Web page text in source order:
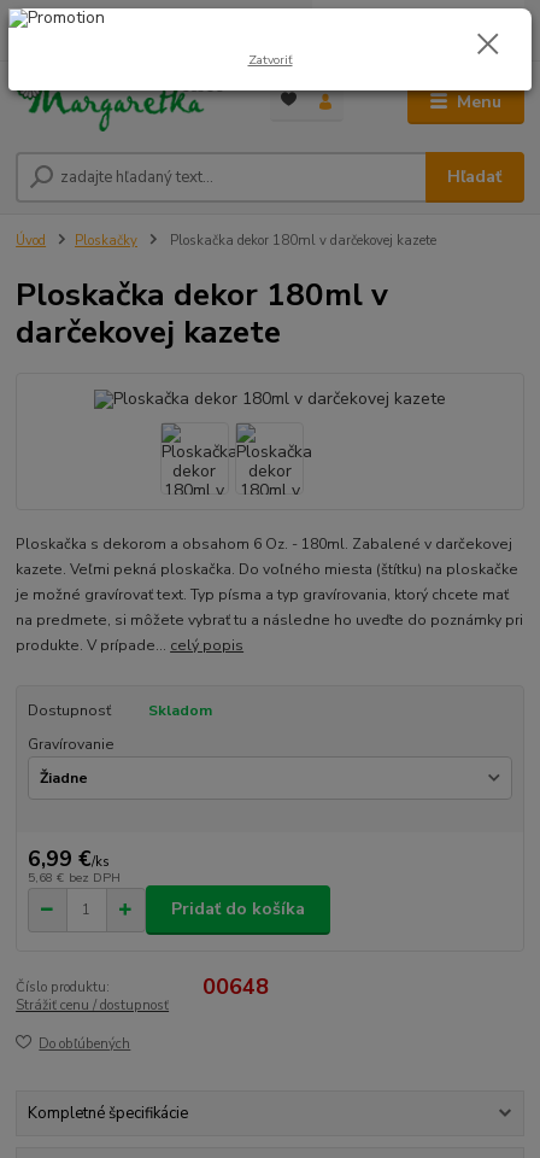
Menu
Hľadať
0948 236 042
0,00 €
Úvod Ploskačky Ploskačka dekor 180ml v darčekovej kazete
Ploskačka dekor 180ml v
darčekovej kazete
Ploskačka s dekorom a obsahom 6 Oz. - 180ml. Zabalené v darčekovej
kazete. Veľmi pekná ploskačka. Do voľného miesta (štítku) na ploskačke
je možné gravírovať text. Typ písma a typ gravírovania, ktorý chcete mať
na predmete, si môžete vybrať tu a následne ho uveďte do poznámky pri
produkte. V prípade... celý popis
Dostupnosť
Skladom
Gravírovanie
6,99 €/ks
5,68 € bez DPH
Pridať do košíka
Číslo produktu: 00648
Strážiť cenu / dostupnosť
Do obľúbených
Kompletné špecifikácie
Zatvoriť